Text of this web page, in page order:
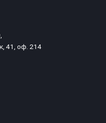
41, оф. 214